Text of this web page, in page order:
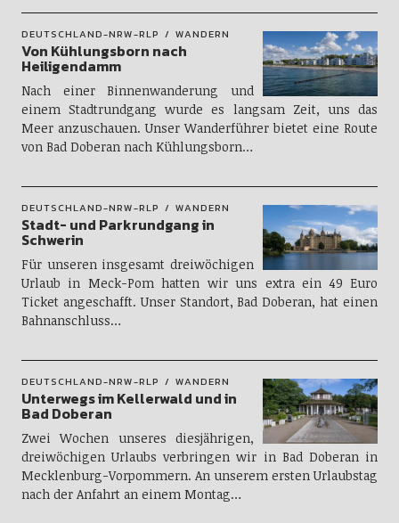
DEUTSCHLAND-NRW-RLP WANDERN
Von Kühlungsborn nach
Heiligendamm
Nach einer Binnenwanderung und
einem Stadtrundgang wurde es langsam Zeit, uns das
Meer anzuschauen. Unser Wanderführer bietet eine Route
von Bad Doberan nach Kühlungsborn…
DEUTSCHLAND-NRW-RLP WANDERN
Stadt- und Parkrundgang in
Schwerin
Für unseren insgesamt dreiwöchigen
Urlaub in Meck-Pom hatten wir uns extra ein 49 Euro
Ticket angeschafft. Unser Standort, Bad Doberan, hat einen
Bahnanschluss…
DEUTSCHLAND-NRW-RLP WANDERN
Unterwegs im Kellerwald und in
Bad Doberan
Zwei Wochen unseres diesjährigen,
dreiwöchigen Urlaubs verbringen wir in Bad Doberan in
Mecklenburg-Vorpommern. An unserem ersten Urlaubstag
nach der Anfahrt an einem Montag…